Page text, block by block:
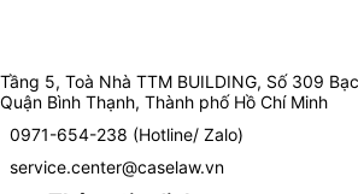
Tầng 5, Toà Nhà TTM BUILDING, Số 309
Quận Bình Thạnh, Thành phố Hồ Chí Minh
0971-654-238 (Hotline/ Zalo)
service.center@caselaw.vn